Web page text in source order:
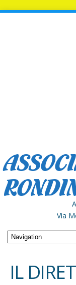
Via
IL